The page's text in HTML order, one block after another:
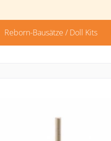
Reborn-Bausätze / Doll Kits